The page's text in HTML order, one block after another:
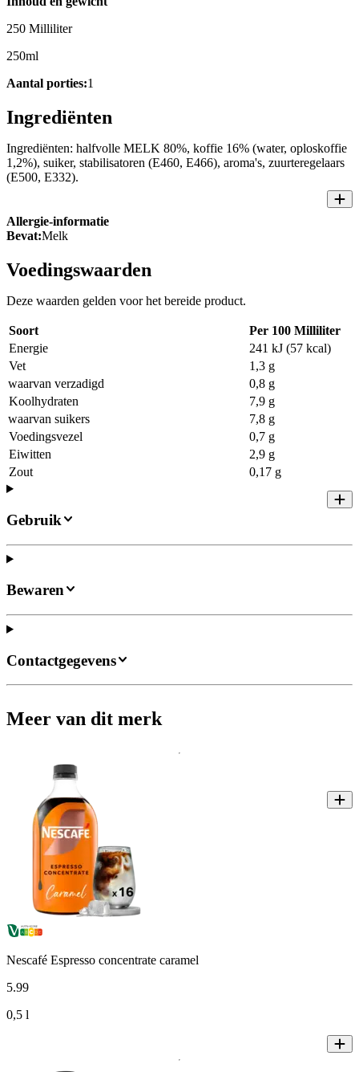
250 Milliliter
250ml
Aantal porties:1
Ingrediënten
Ingrediënten: halfvolle MELK 80%, koffie 16% (water, oploskoffie
1,2%), suiker, stabilisatoren (E460, E466), aroma's, zuurteregelaars
(E500, E332).
Allergie-informatie
Bevat:Melk
Voedingswaarden
Deze waarden gelden voor het bereide product.
Soort
Per 100 Milliliter
Energie
241 kJ (57 kcal)
Vet
1,3 g
waarvan verzadigd
0,8 g
Koolhydraten
7,9 g
waarvan suikers
7,8 g
Voedingsvezel
0,7 g
Eiwitten
2,9 g
Zout
0,17 g
Gebruik
Bewaren
Contactgegevens
Meer van dit merk
Nescafé Espresso concentrate caramel
5.99
0,5 l